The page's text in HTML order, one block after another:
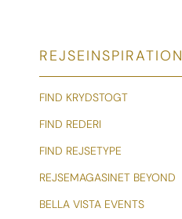
REJSEINSPIRATION
FIND KRYDSTOGT
FIND REDERI
FIND REJSETYPE
REJSEMAGASINET BEYOND
BELLA VISTA EVENTS